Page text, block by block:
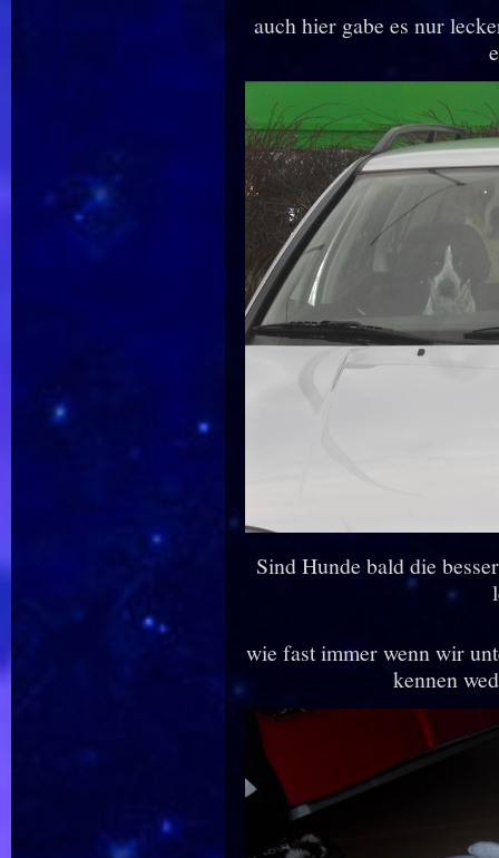
auch hier gabe es nur
Sind Hunde bald die
wie fast immer wenn wir
kennen